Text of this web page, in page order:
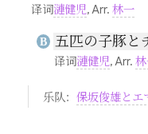
译词漣健児, Arr. 林一
B 五匹の子豚と
译词漣健児, Arr.
乐队： 保坂俊雄とエ